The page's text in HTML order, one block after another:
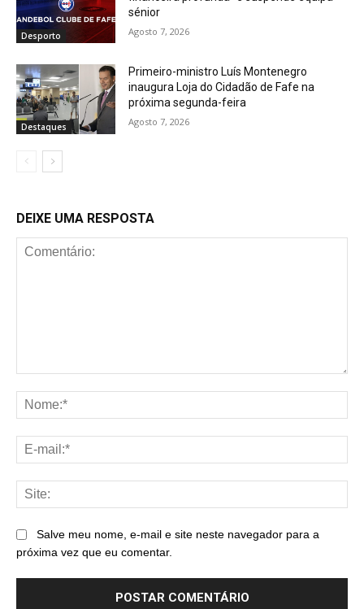
Desporto
sénior
Agosto 7, 2026
Destaques
Primeiro-ministro Luís Montenegro
inaugura Loja do Cidadão de Fafe na
próxima segunda-feira
Agosto 7, 2026
DEIXE UMA RESPOSTA
Salve meu nome, e-mail e site neste navegador para a
próxima vez que eu comentar.